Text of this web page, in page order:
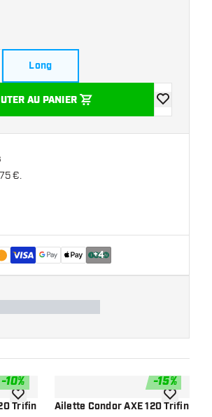
Long
AU PANIER
ajouter à la
€.
+4
-10%
Trifin
ajouter à la liste de souhaits
-15%
Ailette Condor AXE 120 Trifin
ajouter à